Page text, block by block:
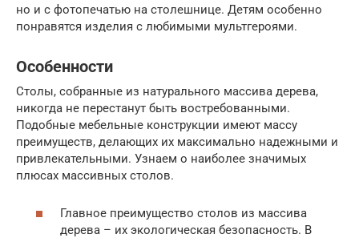
но и с фотопечатью на столешнице. Детям особенно
понравятся изделия с любимыми мультгероями.
Особенности
Столы, собранные из натурального массива дерева,
никогда не перестанут быть востребованными.
Подобные мебельные конструкции имеют массу
преимуществ, делающих их максимально надежными и
привлекательными. Узнаем о наиболее значимых
плюсах массивных столов.
Главное преимущество столов из массива
дерева – их экологическая безопасность. В